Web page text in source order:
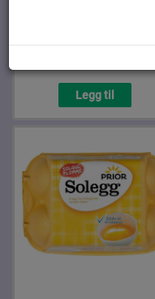
Legg til